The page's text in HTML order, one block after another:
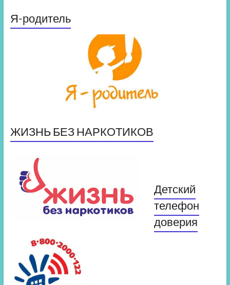
Я-родитель
ЖИЗНЬ БЕЗ НАРКОТИКОВ
Детский
телефон
доверия